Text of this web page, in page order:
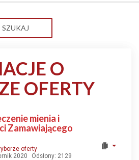
SZUKAJ
O
OFERTY
mienia i
Zamawiającego
oferty
2020
Odsłony: 2129